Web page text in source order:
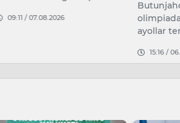
olimpiadasida mamlakat
09:19 /